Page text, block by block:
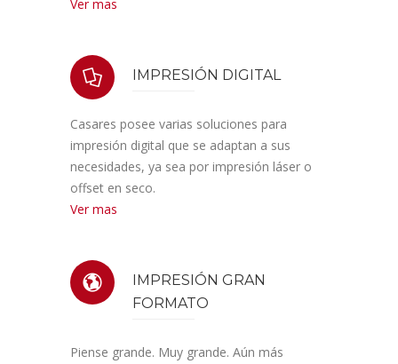
Ver mas
IMPRESIÓN DIGITAL
Casares posee varias soluciones para
impresión digital que se adaptan a sus
necesidades, ya sea por impresión láser o
offset en seco.
Ver mas
IMPRESIÓN GRAN
FORMATO
Piense grande. Muy grande. Aún más